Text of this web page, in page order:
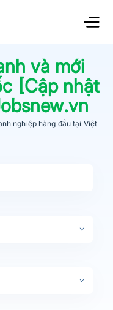
và mới
[Cập nhật
nghiệp hàng đầu tại Việt